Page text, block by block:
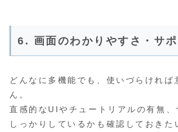
6. 画面のわかりやすさ・サポ
どんなに多機能でも、使いづらければ
ん。
直感的なUIやチュートリアルの有無、
しっかりしているかも確認しておきた